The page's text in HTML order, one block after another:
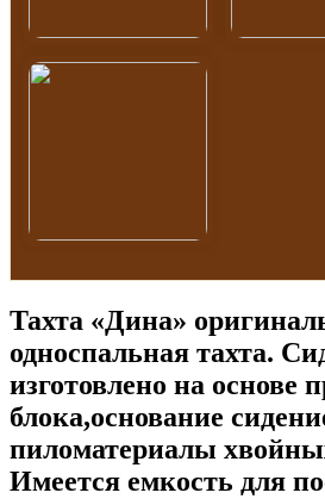
Тахта «Дина»
односпальная тахта.
изготовлено на основе
блока,основание
пиломатериалы
Имеется емкость для